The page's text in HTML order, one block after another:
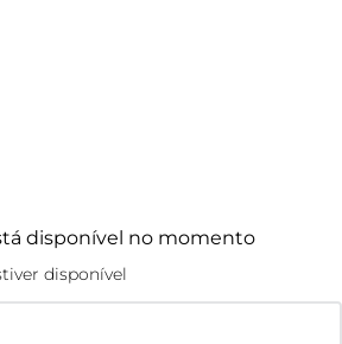
disponível no momento
disponível